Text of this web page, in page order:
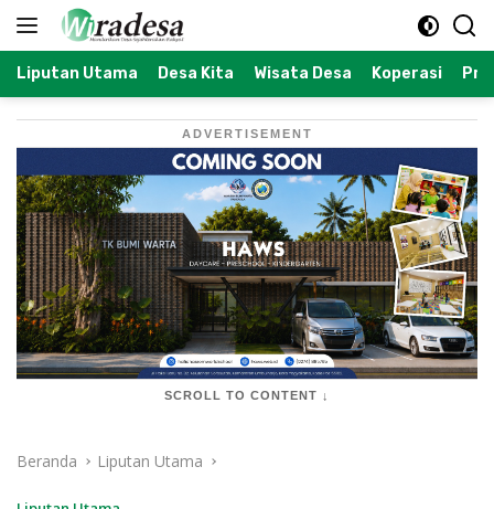
Langsung
Liputan Utama Desa Kita Wisata Desa Koperasi
ADVERTISEMENT
SCROLL TO CONTENT ↓
Beranda Liputan Utama